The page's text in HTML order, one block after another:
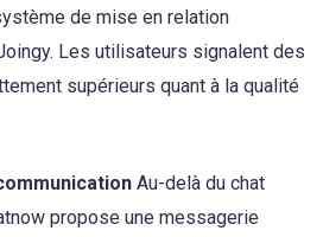
de mise en relation
Les utilisateurs signalent des
supérieurs quant à la qualité
Au-delà du chat
propose une messagerie